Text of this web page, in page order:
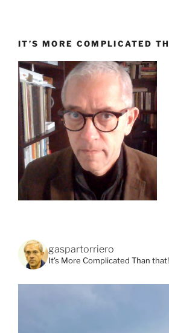
IT’S MORE COMPLICATED
gaspartorriero
It's More Complicated Than that!